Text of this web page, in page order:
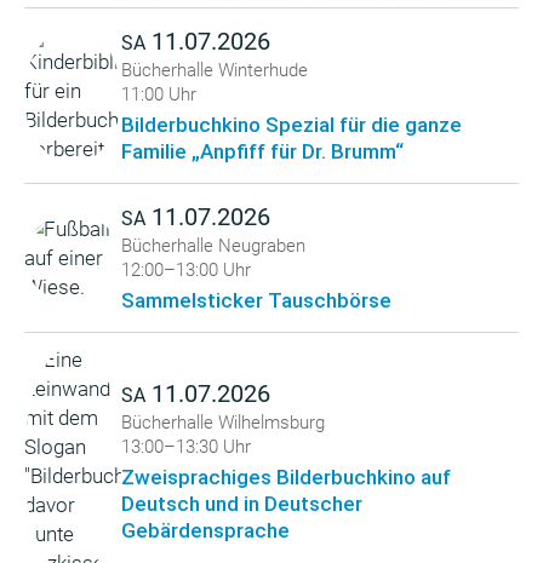
SA 11.07.2026
Bücherhalle Winterhude
11:00 Uhr
Bilderbuchkino Spezial für die ganze
Familie „Anpfiff für Dr. Brumm“
SA 11.07.2026
Bücherhalle Neugraben
12:00–13:00 Uhr
Sammelsticker Tauschbörse
SA 11.07.2026
Bücherhalle Wilhelmsburg
13:00–13:30 Uhr
Zweisprachiges Bilderbuchkino auf
Deutsch und in Deutscher
Gebärdensprache